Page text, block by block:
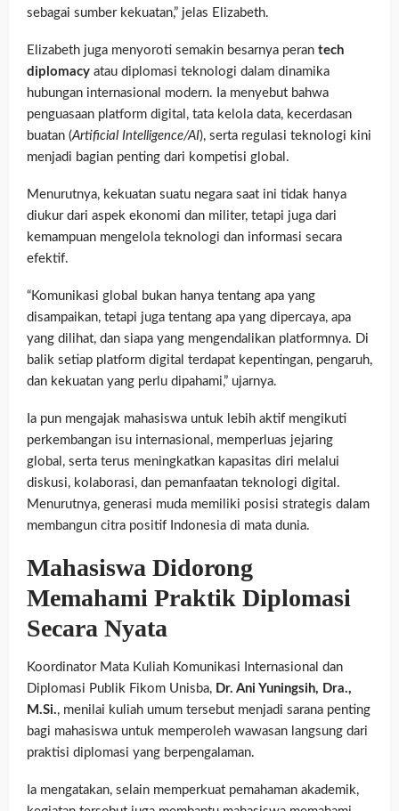
sebagai sumber kekuatan,” jelas Elizabeth.
Elizabeth juga menyoroti semakin besarnya peran tech
diplomacy atau diplomasi teknologi dalam dinamika
hubungan internasional modern. Ia menyebut bahwa
penguasaan platform digital, tata kelola data, kecerdasan
buatan (Artificial Intelligence/AI), serta regulasi teknologi kini
menjadi bagian penting dari kompetisi global.
Menurutnya, kekuatan suatu negara saat ini tidak hanya
diukur dari aspek ekonomi dan militer, tetapi juga dari
kemampuan mengelola teknologi dan informasi secara
efektif.
“Komunikasi global bukan hanya tentang apa yang
disampaikan, tetapi juga tentang apa yang dipercaya, apa
yang dilihat, dan siapa yang mengendalikan platformnya. Di
balik setiap platform digital terdapat kepentingan, pengaruh,
dan kekuatan yang perlu dipahami,” ujarnya.
Ia pun mengajak mahasiswa untuk lebih aktif mengikuti
perkembangan isu internasional, memperluas jejaring
global, serta terus meningkatkan kapasitas diri melalui
diskusi, kolaborasi, dan pemanfaatan teknologi digital.
Menurutnya, generasi muda memiliki posisi strategis dalam
membangun citra positif Indonesia di mata dunia.
Mahasiswa Didorong
Memahami Praktik Diplomasi
Secara Nyata
Koordinator Mata Kuliah Komunikasi Internasional dan
Diplomasi Publik Fikom Unisba, Dr. Ani Yuningsih, Dra.,
M.Si., menilai kuliah umum tersebut menjadi sarana penting
bagi mahasiswa untuk memperoleh wawasan langsung dari
praktisi diplomasi yang berpengalaman.
Ia mengatakan, selain memperkuat pemahaman akademik,